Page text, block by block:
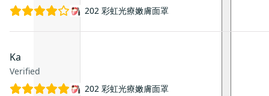
202 彩虹光療嫩膚面罩
Ka
Verified
202 彩虹光療嫩膚面罩